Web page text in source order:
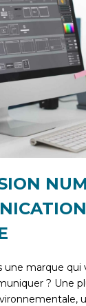
une marque
? Une